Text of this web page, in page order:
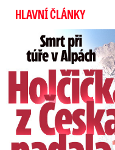
HLAVNÍ ČLÁNKY
Smrt Češky v Alpách: